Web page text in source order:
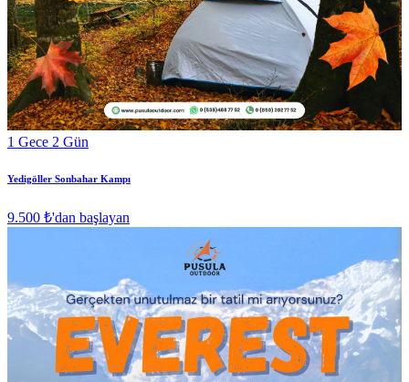
1 Gece 2 Gün
Yedigöller Sonbahar Kampı
9.500 ₺'dan başlayan